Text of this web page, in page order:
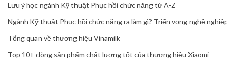
Lưu ý học ngành Kỹ thuật Phục hồi chức năng từ A-Z
Ngành Kỹ thuật Phục hồi chức năng ra làm gì? Triển vọng nghề
Tổng quan về thương hiệu Vinamilk
Top 10+ dòng sản phẩm chất lượng tốt của thương hiệu Xiaomi